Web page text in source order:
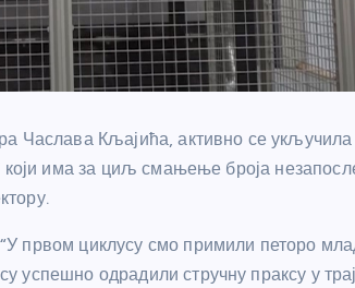
Часлава Кљајића, активно се укључила
који има за циљ смањење броја
“У првом циклусу смо примили петоро
су успешно одрадили стручну праксу у